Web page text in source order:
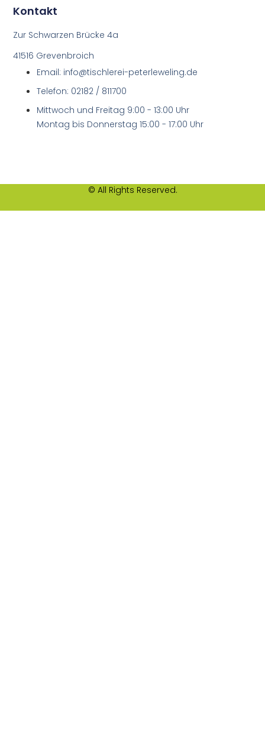
Kontakt
Zur Schwarzen Brücke 4a
41516 Grevenbroich
Email: info@tischlerei-peterleweling.de
Telefon: 02182 / 811700
Mittwoch und Freitag 9:00 - 13:00 Uhr
Montag bis Donnerstag 15:00 - 17:00 Uhr
© All Rights Reserved.